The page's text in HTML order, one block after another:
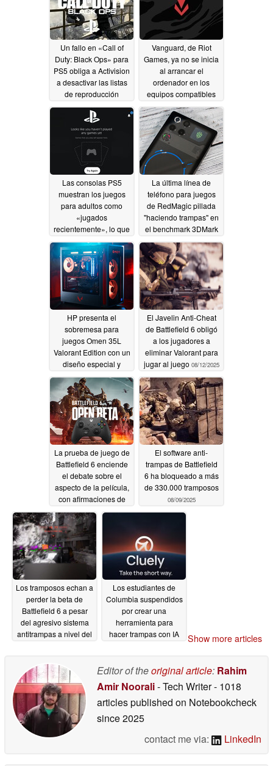
Un fallo en «Call of
Duty: Black Ops» para
PS5 obliga a Activision
a desactivar las listas
de reproducción
multijugador07/14/2026
Vanguard, de Riot
Games, ya no se inicia
al arrancar el
ordenador en los
equipos compatibles
06/28/2026
Las consolas PS5
muestran los juegos
para adultos como
«jugados
recientemente», lo que
plantea un problema
de seguridad en la
PSN06/18/2026
La última línea de
teléfono para juegos
de RedMagic pillada
"haciendo trampas" en
el benchmark 3DMark
04/07/2026
HP presenta el
sobremesa para
juegos Omen 35L
Valorant Edition con un
diseño especial y
hasta RTX 5080
09/12/2025
El Javelin Anti-Cheat
de Battlefield 6 obligó
a los jugadores a
eliminar Valorant para
jugar al juego 08/12/2025
La prueba de juego de
Battlefield 6 enciende
el debate sobre el
aspecto de la película,
con afirmaciones de
que permite hacer
trampas a los usuarios
de mandos
El software anti-
trampas de Battlefield
6 ha bloqueado a más
de 330.000 tramposos
08/09/2025
Los tramposos echan a
perder la beta de
Battlefield 6 a pesar
del agresivo sistema
antitrampas a nivel del
Los estudiantes de
Columbia suspendidos
por crear una
herramienta para
hacer trampas con IA
financiación inicial
Show more articles
Editor of theoriginal article: Rahim
Amir Noorali- Tech Writer- 1018
articles published on Notebookcheck
since 2025
contact me via:
LinkedIn